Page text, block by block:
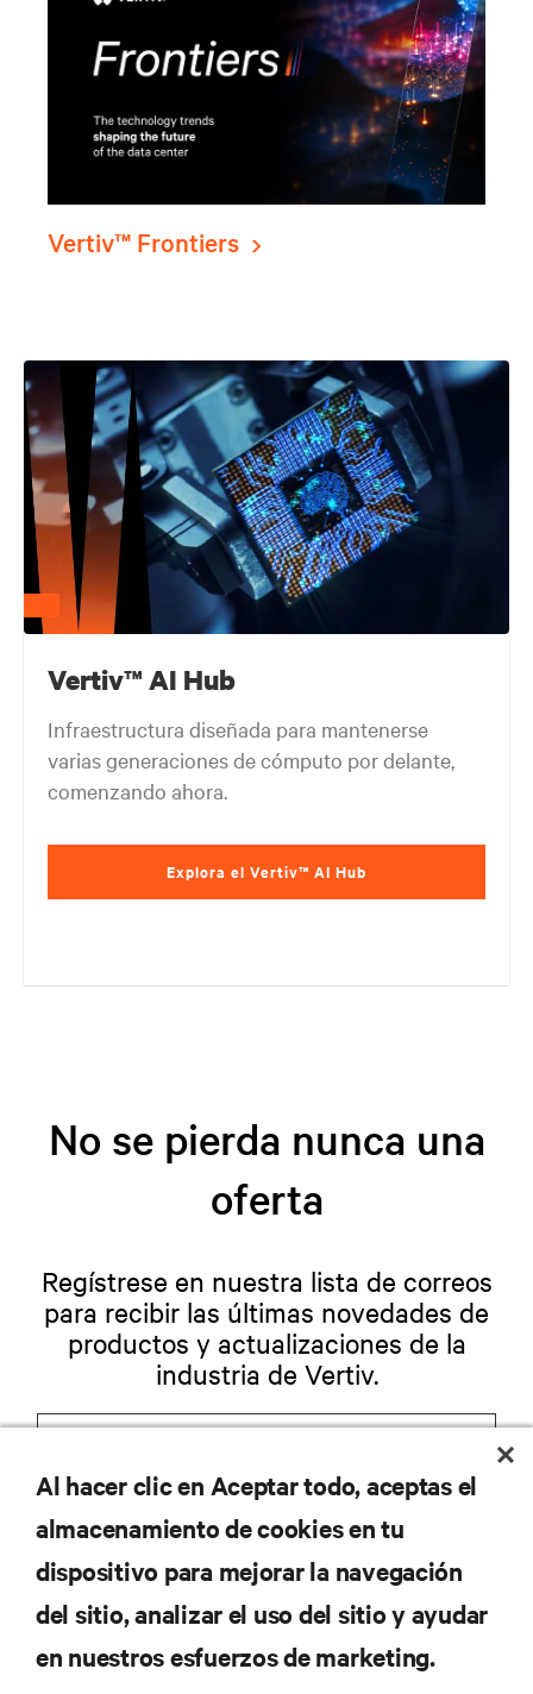
Vertiv™ Frontiers
Vertiv™ AI Hub
Infraestructura diseñada para mantenerse
varias generaciones de cómputo por delante,
comenzando ahora.
Explora el Vertiv™ AI Hub
No se pierda nunca una
oferta
Regístrese en nuestra lista de correos
para recibir las últimas novedades de
productos y actualizaciones de la
industria de Vertiv.
RECURSOS
Al hacer clic en Aceptar todo, aceptas el
almacenamiento de cookies en tu
dispositivo para mejorar la navegación
del sitio, analizar el uso del sitio y ayudar
en nuestros esfuerzos de marketing.